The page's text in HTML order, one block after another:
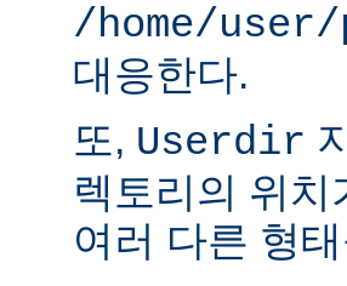
/home/
대응한다.
또, Userdir
렉토리의 위
여러 다른 형